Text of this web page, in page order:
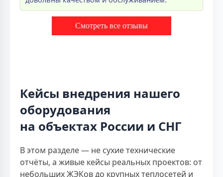
Смотреть все отзывы
Кейсы внедрения нашего
оборудования
на объектах России и СНГ
В этом разделе — не сухие технические
отчёты, а живые кейсы реальных проектов: от
небольших ЖЭКов до крупных теплосетей и